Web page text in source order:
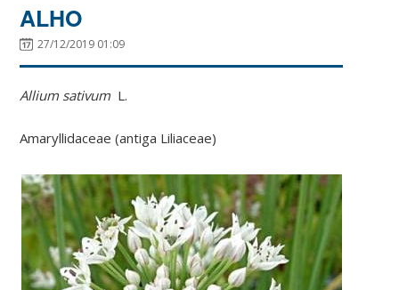
ALHO
27/12/2019 01:09
Allium sativum L.
Amaryllidaceae (antiga Liliaceae)